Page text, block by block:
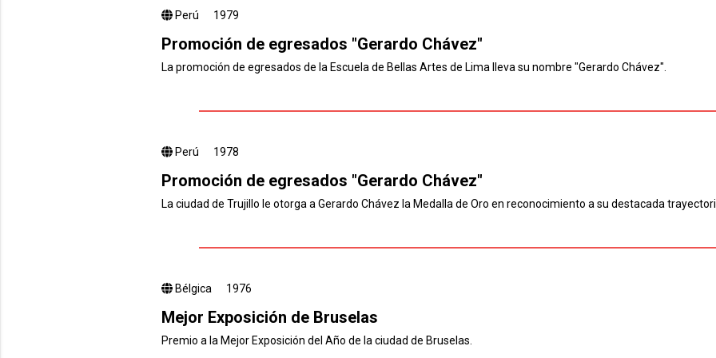
Perú 1979
Promoción de egresados "Gerardo Chávez"
La promoción de egresados de la Escuela de Bellas Artes de Lima lleva su nombre "Gerardo Chávez".
Perú 1978
Promoción de egresados "Gerardo Chávez"
La ciudad de Trujillo le otorga a Gerardo Chávez la Medalla de Oro en reconocimiento a su destacada
Bélgica 1976
Mejor Exposición de Bruselas
Premio a la Mejor Exposición del Año de la ciudad de Bruselas.